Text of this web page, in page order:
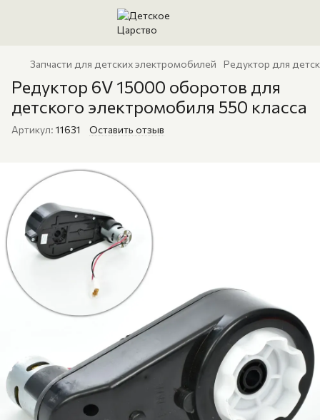
Запчасти для детских электромобилей Редуктор для
Редуктор 6V 15000 оборотов для
детского электромобиля 550 класса
Артикул: 11631 Оставить отзыв